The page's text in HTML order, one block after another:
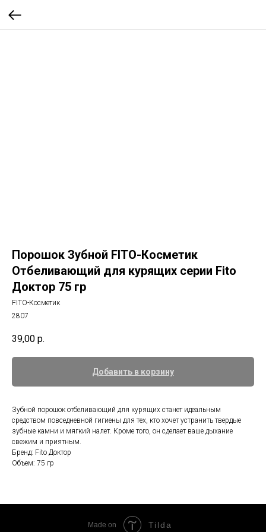
Порошок Зубной FITO-Косметик
Отбеливающий для курящих серии Fito
Доктор 75 гр
FITO-Косметик
2807
39,00 р.
Добавить в корзину
Зубной порошок отбеливающий для курящих станет идеальным
средством повседневной гигиены для тех, кто хочет устранить твердые
зубные камни и мягкий налет. Кроме того, он сделает ваше дыхание
свежим и приятным.
Бренд: Fito Доктор
Объем: 75 гр
Made on Tilda